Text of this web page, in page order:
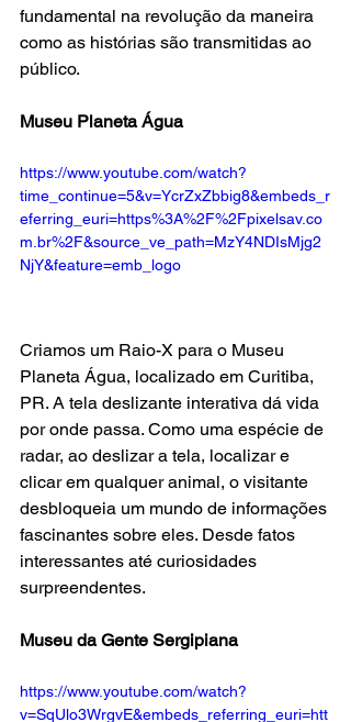
fundamental na revolução da maneira
como as histórias são transmitidas ao
público.
Museu Planeta Água
https://www.youtube.com/watch?
time_continue=5&v=YcrZxZbbig8&embeds_r
eferring_euri=https%3A%2F%2Fpixelsav.co
m.br%2F&source_ve_path=MzY4NDIsMjg2
NjY&feature=emb_logo
Criamos um Raio-X para o Museu
Planeta Água, localizado em Curitiba,
PR. A tela deslizante interativa dá vida
por onde passa. Como uma espécie de
radar, ao deslizar a tela, localizar e
clicar em qualquer animal, o visitante
desbloqueia um mundo de informações
fascinantes sobre eles. Desde fatos
interessantes até curiosidades
surpreendentes.
Museu da Gente Sergipiana
https://www.youtube.com/watch?
v=SqUlo3WrgvE&embeds_referring_euri=htt